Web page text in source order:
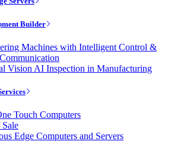
Builder
Machines with Intelligent Control &
Vision AI Inspection in Manufacturing
Touch Computers
Edge Computers and Servers